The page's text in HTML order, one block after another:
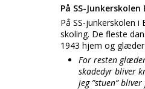
På SS-
På SS-junkerskolen
skoling. De fleste
1943 hjem og
For resten
skadedyr bliver
jeg ”stuen”